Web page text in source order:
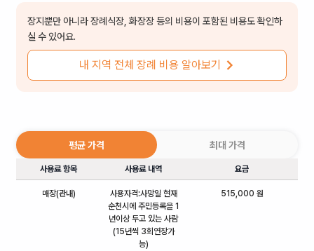
장지뿐만 아니라 장례식장, 화장장 등의 비용이 포함된 비용도 확인하
실 수 있어요.
내 지역 전체 장례 비용 알아보기
평균 가격 최대 가격
사용료 항목 사용료 내역 요금
매장(관내)
사용자격:사망일 현재
순천시에 주민등록을 1
년이상 두고 있는 사람
(15년씩 3회연장가
능)
515,000 원